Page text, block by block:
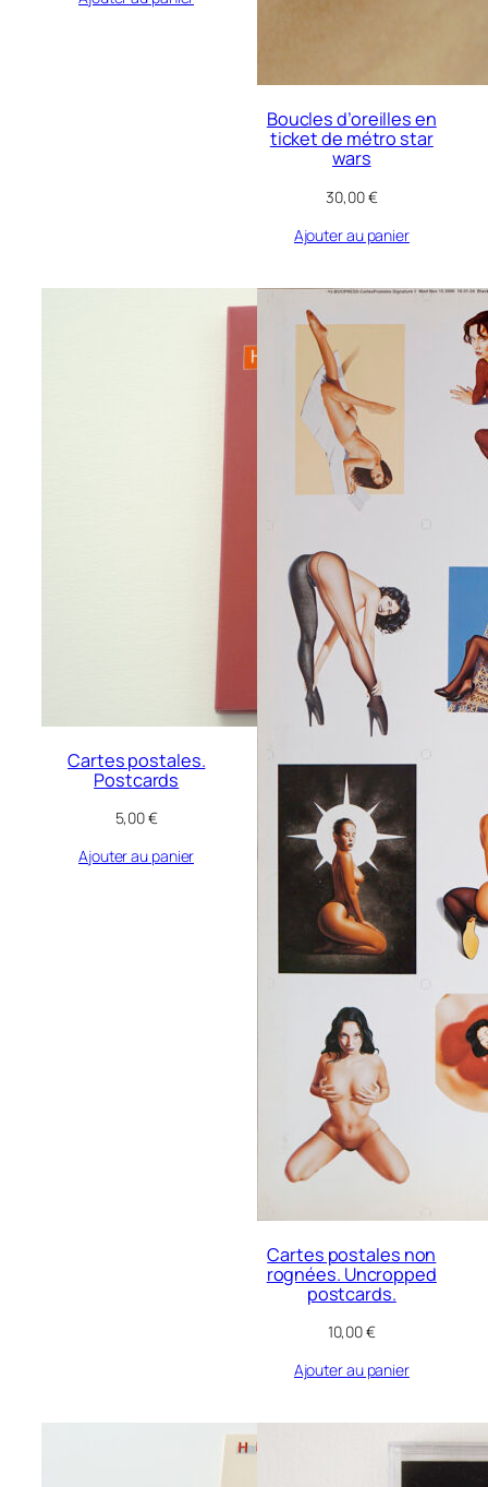
Boucles d’oreilles en
ticket de métro star
wars
30,00€
Ajouter au panier
Cartes postales.
Postcards
5,00€
Ajouter au panier
Cartes postales non
rognées. Uncropped
postcards.
10,00€
Ajouter au panier